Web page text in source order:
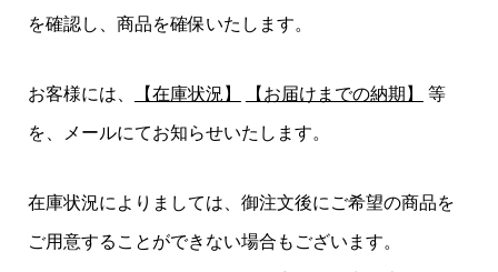
を確認し、商品を確保いたします。
お客様には、 【在庫状況】 【お届けまでの納期】 等
を、メールにてお知らせいたします。
在庫状況によりましては、御注文後にご希望の商品を
ご用意することができない場合もございます。